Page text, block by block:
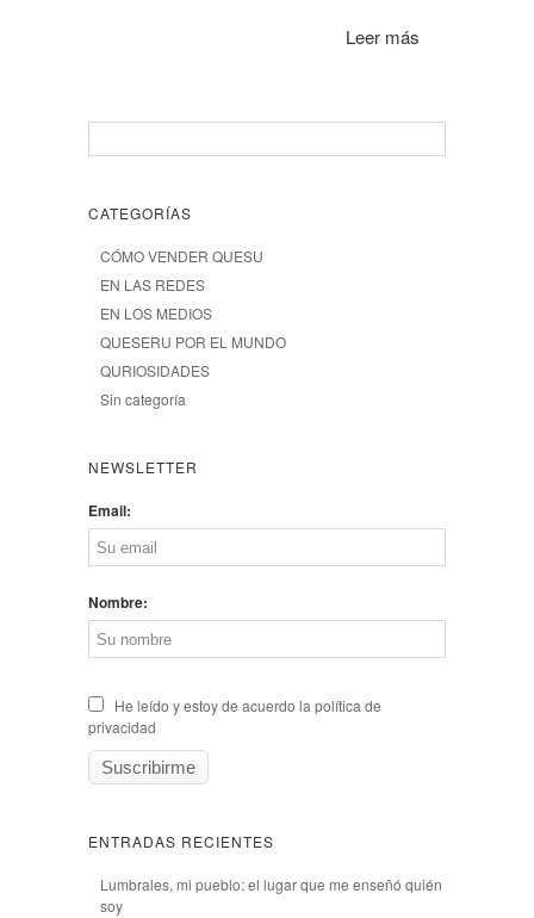
Leer más
CATEGORÍAS
CÓMO VENDER QUESU
EN LAS REDES
EN LOS MEDIOS
QUESERU POR EL MUNDO
QURIOSIDADES
Sin categoría
NEWSLETTER
Email:
Nombre:
He leído y estoy de acuerdo la política de
privacidad
ENTRADAS RECIENTES
Lumbrales, mi pueblo: el lugar que me enseñó quién
soy